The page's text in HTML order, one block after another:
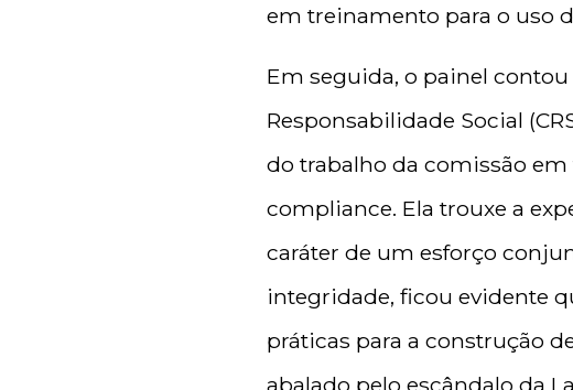
em treinamento para o uso
Em seguida, o painel
Responsabilidade Social
do trabalho da comissão
compliance. Ela trouxe a
caráter de um esforço
integridade, ficou evidente
práticas para a construção
abalado pelo escândalo da